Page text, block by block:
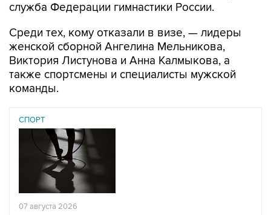
служба Федерации гимнастики России.
Среди тех, кому отказали в визе, — лидеры
женской сборной Ангелина Мельникова,
Виктория Листунова и Анна Калмыкова, а
также спортсмены и специалисты мужской
команды.
СПОРТ
07 августа 2026